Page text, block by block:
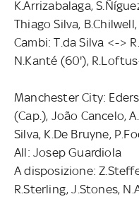
K.Arrizabalaga,
Thiago Silva,
Cambi: T.da Silva <->
N.Kanté (60'),
Manchester City:
(Cap.), João Cancelo,
Silva, K.De Bruyne,
All: Josep Guardiola
A disposizione:
R.Sterling, J.Stones,